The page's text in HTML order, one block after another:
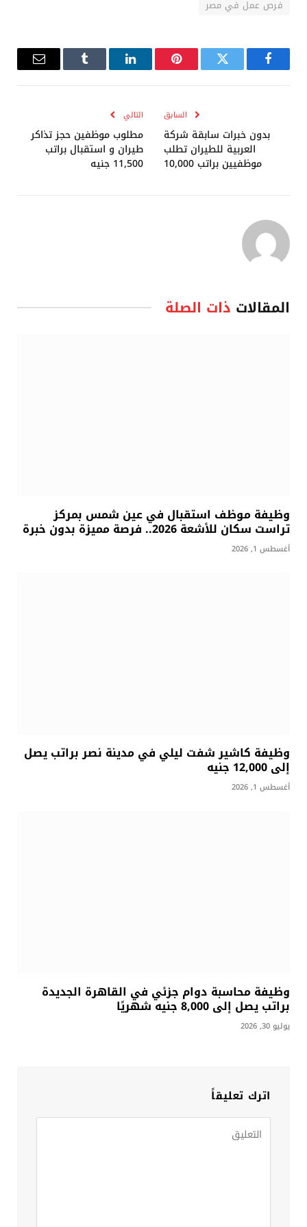
فرص عمل في مصر
فيسبوك تويتر بينتيريستلينكدإن Tumblr
البريد
السابق
بدون خبرات سابقة شركة
العربية للطيران تطلب
موظفيين براتب 10,000
التالي
مطلوب موظفين حجز تذاكر
طيران و استقبال براتب
11,500 جنيه
المقالات ذات الصلة
وظيفة موظف استقبال في عين شمس بمركز
تراست سكان للأشعة 2026.. فرصة مميزة بدون خبرة
أغسطس 1, 2026
وظيفة كاشير شفت ليلي في مدينة نصر براتب يصل
إلى 12,000 جنيه
أغسطس 1, 2026
وظيفة محاسبة دوام جزئي في القاهرة الجديدة
براتب يصل إلى 8,000 جنيه شهريًا
يوليو 30, 2026
اترك تعليقاً